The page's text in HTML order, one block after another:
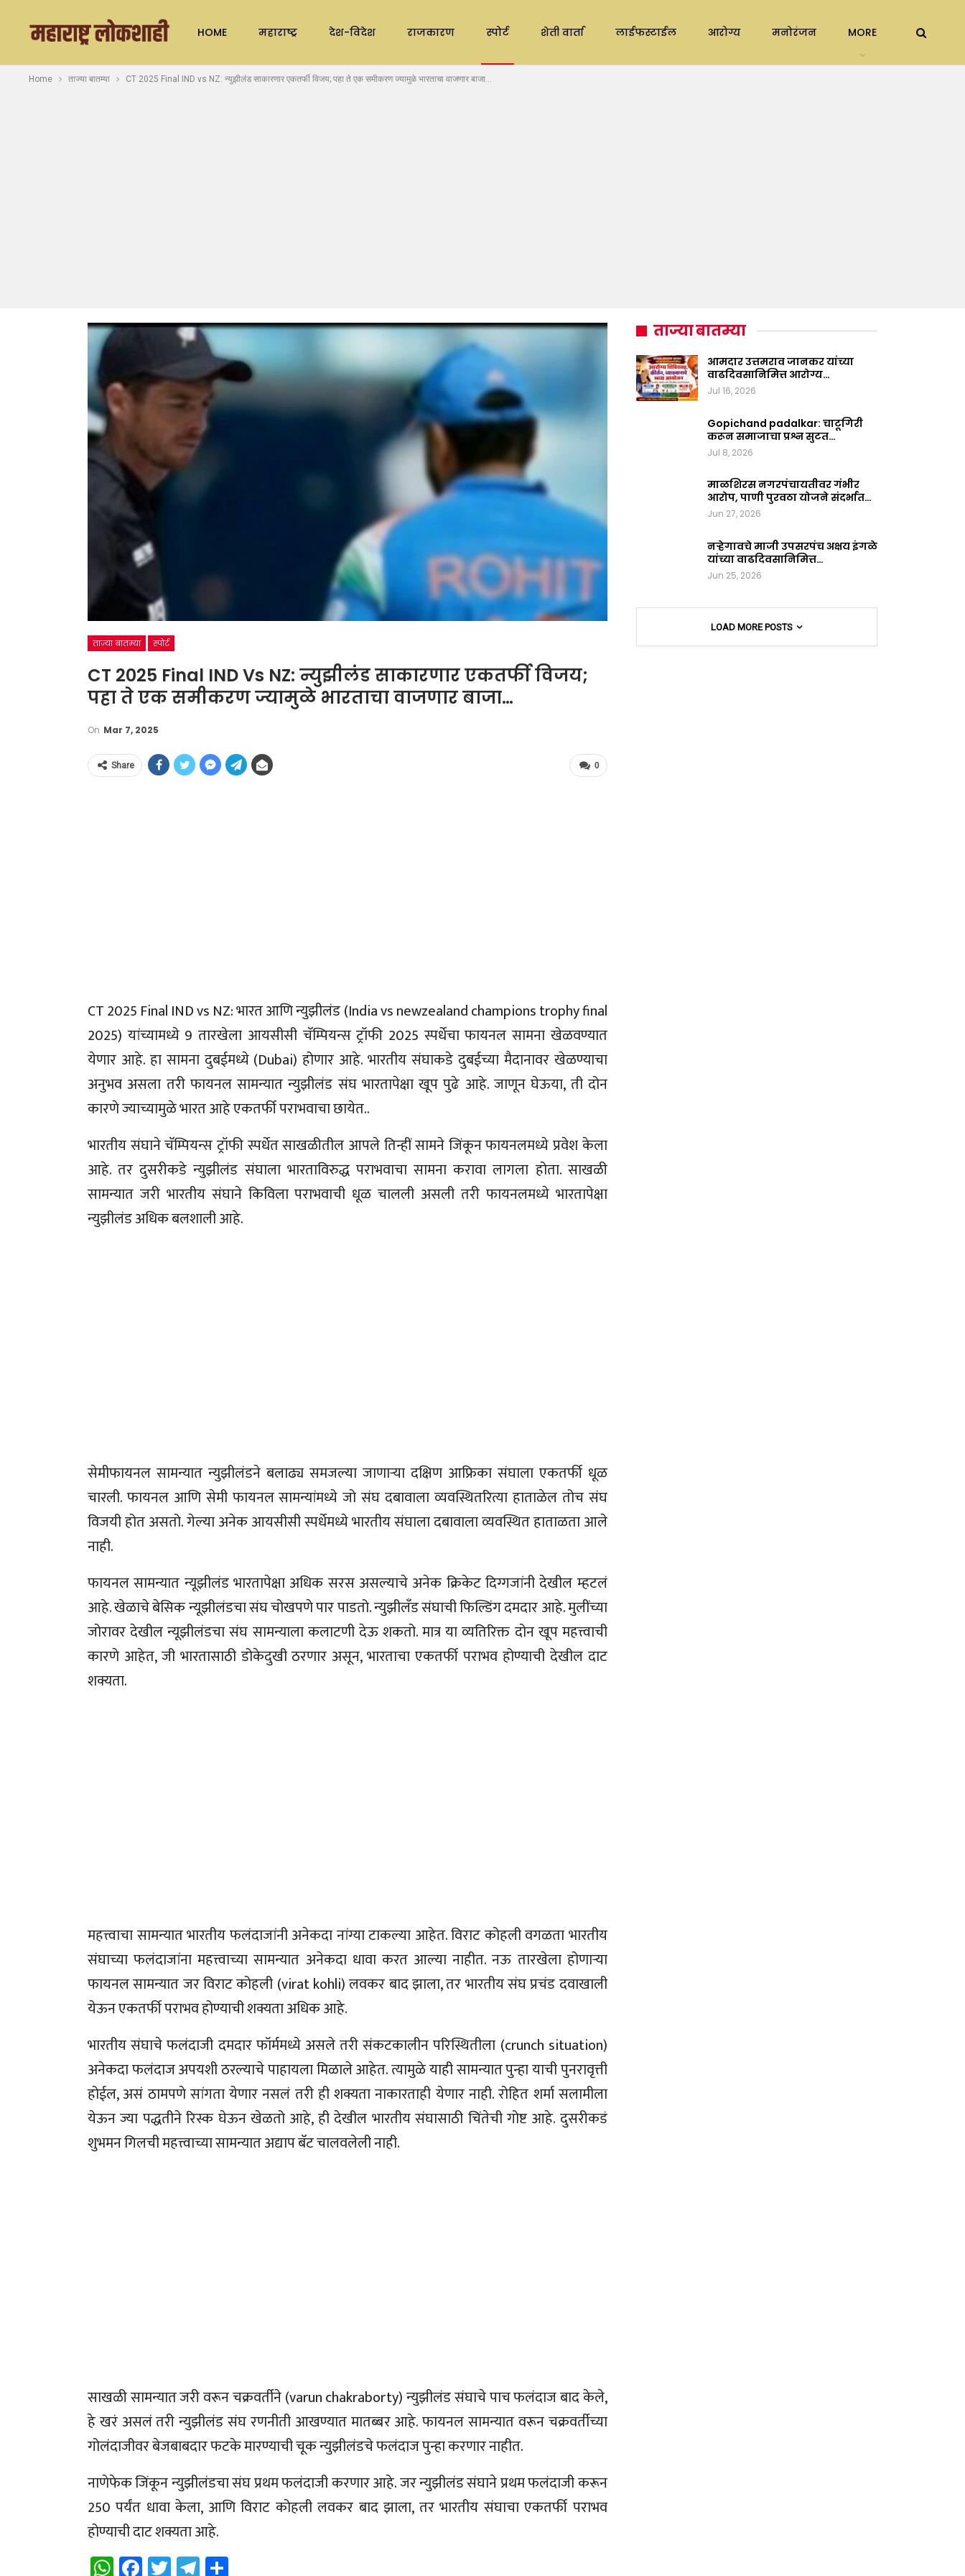
HOME महाराष्ट्र देश-विदेश राजकारण स्पोर्ट शेती वार्ता लाईफस्टाईल आरोग्य मनोरंजन MORE
Home ताज्या बातम्या CT 2025 Final IND vs NZ: न्युझीलंड साकारणार एकतर्फी विजय; पहा ते एक समीकरण ज्यामुळे भारताचा वाजणार बाजा…
ताज्या बातम्या स्पोर्ट
CT 2025 Final IND Vs NZ: न्युझीलंड साकारणार एकतर्फी विजय;
पहा ते एक समीकरण ज्यामुळे भारताचा वाजणार बाजा…
On Mar 7, 2025
0
Share
CT 2025 Final IND vs NZ: भारत आणि न्युझीलंड (India vs newzealand champions trophy final
2025) यांच्यामध्ये 9 तारखेला आयसीसी चॅम्पियन्स ट्रॉफी 2025 स्पर्धेचा फायनल सामना खेळवण्यात
येणार आहे. हा सामना दुबईमध्ये (Dubai) होणार आहे. भारतीय संघाकडे दुबईच्या मैदानावर खेळण्याचा
अनुभव असला तरी फायनल सामन्यात न्युझीलंड संघ भारतापेक्षा खूप पुढे आहे. जाणून घेऊया, ती दोन
कारणे ज्याच्यामुळे भारत आहे एकतर्फी पराभवाचा छायेत..
भारतीय संघाने चॅम्पियन्स ट्रॉफी स्पर्धेत साखळीतील आपले तिन्हीं सामने जिंकून फायनलमध्ये प्रवेश केला
आहे. तर दुसरीकडे न्युझीलंड संघाला भारताविरुद्ध पराभवाचा सामना करावा लागला होता. साखळी
सामन्यात जरी भारतीय संघाने किविला पराभवाची धूळ चालली असली तरी फायनलमध्ये भारतापेक्षा
न्युझीलंड अधिक बलशाली आहे.
सेमीफायनल सामन्यात न्युझीलंडने बलाढ्य समजल्या जाणाऱ्या दक्षिण आफ्रिका संघाला एकतर्फी धूळ
चारली. फायनल आणि सेमी फायनल सामन्यांमध्ये जो संघ दबावाला व्यवस्थितरित्या हाताळेल तोच संघ
विजयी होत असतो. गेल्या अनेक आयसीसी स्पर्धेमध्ये भारतीय संघाला दबावाला व्यवस्थित हाताळता आले
नाही.
फायनल सामन्यात न्यूझीलंड भारतापेक्षा अधिक सरस असल्याचे अनेक क्रिकेट दिग्गजांनी देखील म्हटलं
आहे. खेळाचे बेसिक न्यूझीलंडचा संघ चोखपणे पार पाडतो. न्युझीलँड संघाची फिल्डिंग दमदार आहे. मुलींच्या
जोरावर देखील न्यूझीलंडचा संघ सामन्याला कलाटणी देऊ शकतो. मात्र या व्यतिरिक्त दोन खूप महत्त्वाची
कारणे आहेत, जी भारतासाठी डोकेदुखी ठरणार असून, भारताचा एकतर्फी पराभव होण्याची देखील दाट
शक्यता.
महत्त्वाचा सामन्यात भारतीय फलंदाजांनी अनेकदा नांग्या टाकल्या आहेत. विराट कोहली वगळता भारतीय
संघाच्या फलंदाजांना महत्त्वाच्या सामन्यात अनेकदा धावा करत आल्या नाहीत. नऊ तारखेला होणाऱ्या
फायनल सामन्यात जर विराट कोहली (virat kohli) लवकर बाद झाला, तर भारतीय संघ प्रचंड दवाखाली
येऊन एकतर्फी पराभव होण्याची शक्यता अधिक आहे.
भारतीय संघाचे फलंदाजी दमदार फॉर्ममध्ये असले तरी संकटकालीन परिस्थितीला (crunch situation)
अनेकदा फलंदाज अपयशी ठरल्याचे पाहायला मिळाले आहेत. त्यामुळे याही सामन्यात पुन्हा याची पुनरावृत्ती
होईल, असं ठामपणे सांगता येणार नसलं तरी ही शक्यता नाकारताही येणार नाही. रोहित शर्मा सलामीला
येऊन ज्या पद्धतीने रिस्क घेऊन खेळतो आहे, ही देखील भारतीय संघासाठी चिंतेची गोष्ट आहे. दुसरीकडं
शुभमन गिलची महत्त्वाच्या सामन्यात अद्याप बॅट चालवलेली नाही.
साखळी सामन्यात जरी वरून चक्रवर्तीने (varun chakraborty) न्युझीलंड संघाचे पाच फलंदाज बाद केले,
हे खरं असलं तरी न्युझीलंड संघ रणनीती आखण्यात मातब्बर आहे. फायनल सामन्यात वरून चक्रवर्तीच्या
गोलंदाजीवर बेजबाबदार फटके मारण्याची चूक न्युझीलंडचे फलंदाज पुन्हा करणार नाहीत.
नाणेफेक जिंकून न्युझीलंडचा संघ प्रथम फलंदाजी करणार आहे. जर न्युझीलंड संघाने प्रथम फलंदाजी करून
250 पर्यंत धावा केला, आणि विराट कोहली लवकर बाद झाला, तर भारतीय संघाचा एकतर्फी पराभव
होण्याची दाट शक्यता आहे.
WhatsApp
Facebook
TwitterTelegram
ताज्या बातम्या
आमदार उत्तमराव जानकर यांच्या
वाढदिवसानिमित्त आरोग्य…
Jul 16, 2026
Gopichand padalkar: चाटूगिरी
करून समाजाचा प्रश्न सुटत…
Jul 8, 2026
माळशिरस नगरपंचायतीवर गंभीर
आरोप, पाणी पुरवठा योजने संदर्भात…
Jun 27, 2026
नऱ्हेगावचे माजी उपसरपंच अक्षय इंगळे
यांच्या वाढदिवसानिमित्त…
Jun 25, 2026
LOAD MORE POSTS